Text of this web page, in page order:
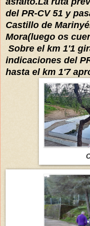
del PR-CV 51 y
Castillo de
Mora(luego os
Sobre el km 1'1
indicaciones del
hasta el km 1'7